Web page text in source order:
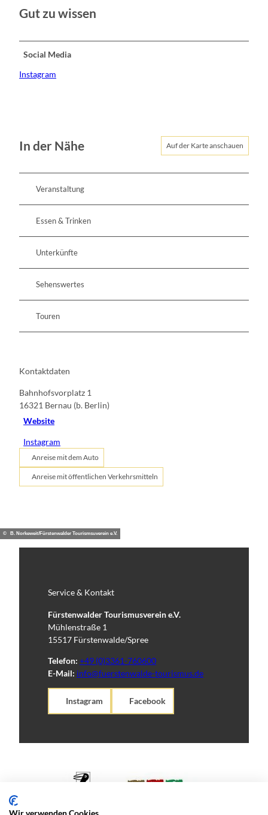
Gut zu wissen
Social Media
Instagram
In der Nähe Auf der Karte anschauen
Veranstaltung
Essen & Trinken
Unterkünfte
Sehenswertes
Touren
Kontaktdaten
Bahnhofsvorplatz 1
16321 Bernau (b. Berlin)
Website
Instagram
Anreise mit dem Auto
Anreise mit öffentlichen Verkehrsmitteln
© B. Norkeweit/Fürstenwalder Tourismsuverein e.V.
Service & Kontakt
Fürstenwalder Tourismusverein e.V.
Mühlenstraße 1
15517 Fürstenwalde/Spree
Telefon: +49 (0)3361-760600
E-Mail: info@fuerstenwalde-tourismus.de
Instagram Facebook
Wir verwenden Cookies